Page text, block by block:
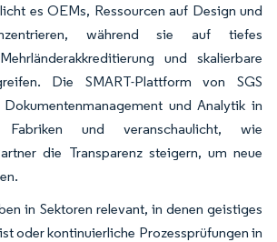
es OEMs, Ressourcen auf Design und
während sie auf tiefes
und skalierbare
Die SMART-Plattform von SGS
und Analytik in
Fabriken und veranschaulicht, wie
die Transparenz steigern, um neue
in Sektoren relevant, in denen geistiges
oder kontinuierliche Prozessprüfungen in